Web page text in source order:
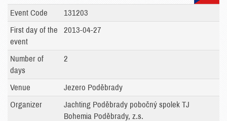
Event Code
131203
First day of the
event
2013-04-27
Number of
days
2
Venue
Jezero Poděbrady
Organizer
Jachting Poděbrady pobočný spolek TJ
Bohemia Poděbrady, z.s.